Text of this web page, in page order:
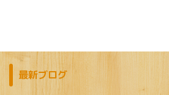
最新ブログ